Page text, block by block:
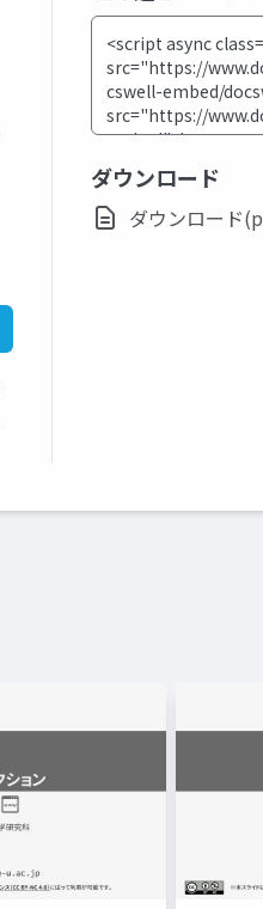
ダウンロード
ダウンロード